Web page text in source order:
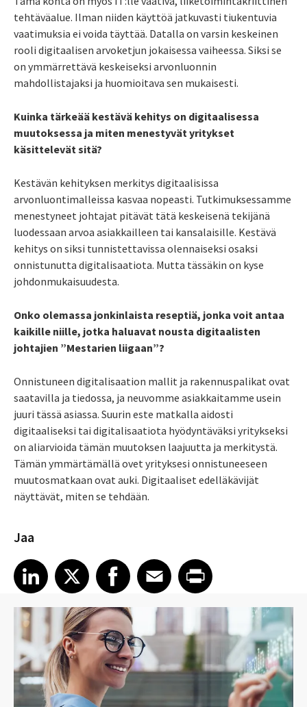
tehtäväalue. Ilman niiden käyttöä jatkuvasti tiukentuvia
vaatimuksia ei voida täyttää. Datalla on varsin keskeinen
rooli digitaalisen arvoketjun jokaisessa vaiheessa. Siksi se
on ymmärrettävä keskeiseksi arvonluonnin
mahdollistajaksi ja huomioitava sen mukaisesti.
Kuinka tärkeää kestävä kehitys on digitaalisessa
muutoksessa ja miten menestyvät yritykset
käsittelevät sitä?
Kestävän kehityksen merkitys digitaalisissa
arvonluontimalleissa kasvaa nopeasti. Tutkimuksessamme
menestyneet johtajat pitävät tätä keskeisenä tekijänä
luodessaan arvoa asiakkailleen tai kansalaisille. Kestävä
kehitys on siksi tunnistettavissa olennaiseksi osaksi
onnistunutta digitalisaatiota. Mutta tässäkin on kyse
johdonmukaisuudesta.
Onko olemassa jonkinlaista reseptiä, jonka voit antaa
kaikille niille, jotka haluavat nousta digitaalisten
johtajien ”Mestarien liigaan”?
Onnistuneen digitalisaation mallit ja rakennuspalikat ovat
saatavilla ja tiedossa, ja neuvomme asiakkaitamme usein
juuri tässä asiassa. Suurin este matkalla aidosti
digitaaliseksi tai digitalisaatiota hyödyntäväksi yritykseksi
on aliarvioida tämän muutoksen laajuutta ja merkitystä.
Tämän ymmärtämällä ovet yrityksesi onnistuneeseen
muutosmatkaan ovat auki. Digitaaliset edelläkävijät
näyttävät, miten se tehdään.
Jaa
Share article on LinkedIn
LinkedIn
Share article on XShare article on Facebook
Facebook
Share article on Email
EmailShare article on Print